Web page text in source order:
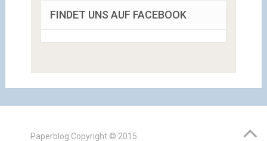
FINDET UNS AUF FACEBOOK
Paperblog Copyright © 2015.